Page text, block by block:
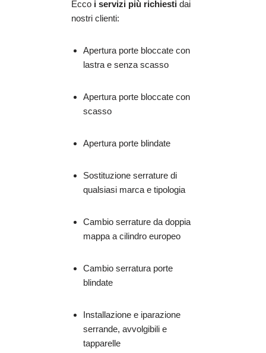
Ecco i servizi più richiesti dai
nostri clienti:
Apertura porte bloccate con
lastra e senza scasso
Apertura porte bloccate con
scasso
Apertura porte blindate
Sostituzione serrature di
qualsiasi marca e tipologia
Cambio serrature da doppia
mappa a cilindro europeo
Cambio serratura porte
blindate
Installazione e iparazione
serrande, avvolgibili e
tapparelle